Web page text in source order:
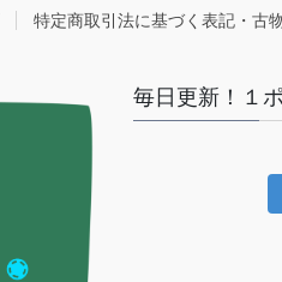
特定商取引法に基づく表記・古
毎日更新！１